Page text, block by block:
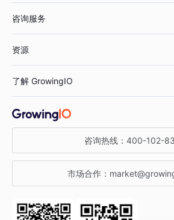
鞋服行业
汽车行业
金融行业
智能运营
获客分析
咨询服务
资源
增长公开课
增长博客
开发者文档
了解 GrowingIO
关于 GrowingIO
增长大会
行业活动
咨询热线： 400-102-
市场合作：